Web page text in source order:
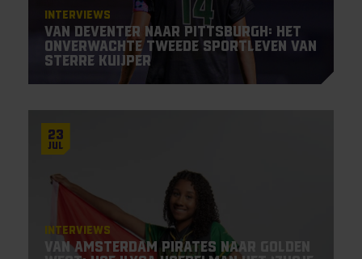
Interviews
Van Deventer naar Pittsburgh: het
onverwachte tweede sportleven van
Sterre Kuijper
23
Jul
Interviews
Van Amsterdam Pirates naar Golden